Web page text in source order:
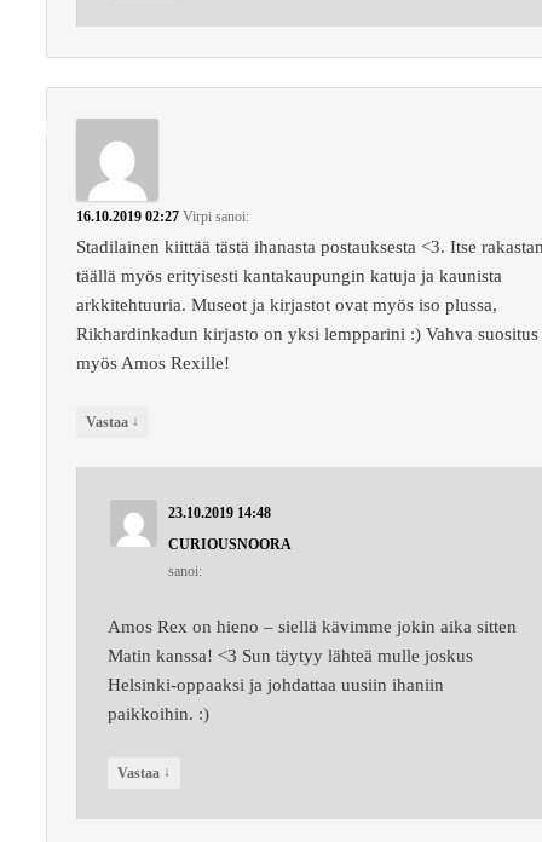
16.10.2019 02:27 Virpi sanoi:
Stadilainen kiittää tästä ihanasta postauksesta <3. Itse
täällä myös erityisesti kantakaupungin katuja ja kaunista
arkkitehtuuria. Museot ja kirjastot ovat myös iso plussa,
Rikhardinkadun kirjasto on yksi lempparini :) Vahva suositus
myös Amos Rexille!
Vastaa ↓
23.10.2019 14:48
CURIOUSNOORA
sanoi:
Amos Rex on hieno – siellä kävimme jokin aika sitten
Matin kanssa! <3 Sun täytyy lähteä mulle joskus
Helsinki-oppaaksi ja johdattaa uusiin ihaniin
paikkoihin. :)
Vastaa ↓